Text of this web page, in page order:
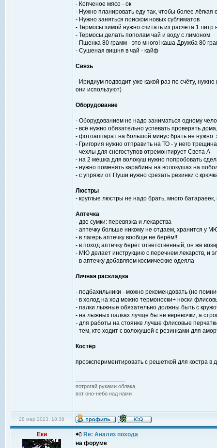
- Копченое мясо - ок
- Нужно планировать еду так, чтобы более
- Нужно заняться поиском новых сублиматов
- Термосы зимой нужно считать из расчета 1 литр
- Термосы делать пополам чай и воду с лимоном
- Пшенка 80 грамм - это много! каша Дружба 80
- Сушеная вишня в чай - кайф
Связь
- Иридиум подводит уже какой раз по счёту,
они используют)
Оборудование
- Оборудованием не надо заниматься одному
- всё нужно обязательно успевать проверять
- фотоаппарат на большой минус брать не нужно:
- Григория нужно отправить на ТО - у него
- чехлы для снегоступов отремонтирует Света А
- на 2 мешка для волокуш нужно попробовать
- нужно поменять карабины на волокушах на
- с упряжи от Пуши нужно срезать резинки с
Люстры
- круглые люстры не надо брать, много
Аптечка
- две сумки: перевязка и лекарства
- аптечку больше никому не отдаем, хранится у
- в лагерь аптечку вообще не берём!!
- в поход аптечку берёт ответственный, он же
- МЮ делает инструкцию с перечнем лекарств, и
- в аптечку добавляем космические одеяла
Личная раскладка
- подбахильники - можно рекомендовать (но
- в холод на ход можно термоноски+ носки
- палки лыжные обязательно должны быть с
- на лыжных палках лучще бы не верёвочки, а
- для работы на стоянке лучше флисовые
- тем, кто ходит с волокушей с резинками для
Костёр
проэкспериментировать с решеткой для костра
потрогай руками облака,
вот оно-небо над нами
28 мар 2023, 18:38
Еки
Re: Анализ похода
на форуме